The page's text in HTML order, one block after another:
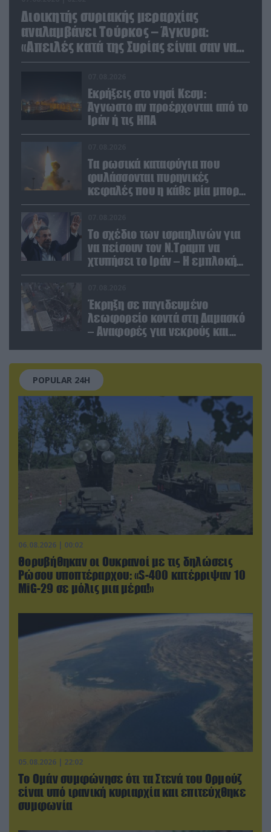
Διοικητής συριακής μεραρχίας
αναλαμβάνει Τούρκος – Άγκυρα:
«Απειλές κατά της Συρίας είναι σαν να
απειλούν εμάς»
Εκρήξεις στο νησί Κεσμ:
Άγνωστο αν προέρχονται από το
Ιράν ή τις ΗΠΑ
Τα ρωσικά καταφύγια που
φυλάσσονται πυρηνικές
κεφαλές που η κάθε μία μπορεί
να καταστρέψει «μία
Το σχέδιο των ισραηλινών για
να πείσουν τον Ν.Τραμπ να
χτυπήσει το Ιράν – Η εμπλοκή
του Μ.Αχμαντινετζάντ
Έκρηξη σε παγιδευμένο
λεωφορείο κοντά στη Δαμασκό
– Αναφορές για νεκρούς και
POPULAR 24H
06.08.2026 | 00:02
Θορυβήθηκαν οι Ουκρανοί με τις δηλώσεις
Ρώσου υποπτέραρχου: «S-400 κατέρριψαν 10
MiG-29 σε μόλις μια μέρα!»
05.08.2026 | 22:02
Το Ομάν συμφώνησε ότι τα Στενά του Ορμούζ
είναι υπό ιρανική κυριαρχία και επιτεύχθηκε
συμφωνία